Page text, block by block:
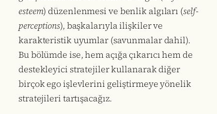
esteem) düzenlenmesi ve benlik algıları (self-
perceptions), başkalarıyla ilişkiler ve
karakteristik uyumlar (savunmalar dahil).
Bu bölümde ise, hem açığa çıkarıcı hem de
destekleyici stratejiler kullanarak diğer
birçok ego işlevlerini geliştirmeye yönelik
stratejileri tartışacağız.